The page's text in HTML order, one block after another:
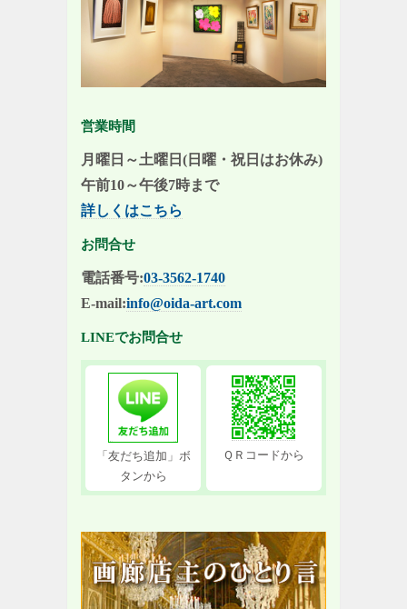
営業時間
月曜日～土曜日(日曜・祝日はお休み)
午前10～午後7時まで
詳しくはこちら
お問合せ
電話番号:03-3562-1740
E-mail:info@oida-art.com
LINEでお問合せ
「友だち追加」ボ
タンから
ＱＲコードから